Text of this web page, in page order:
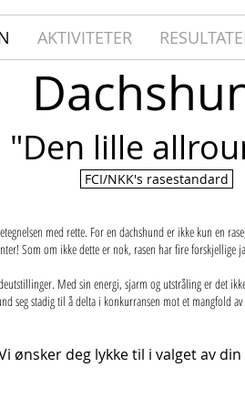
AKTIVITETER
"Den lille
FCI/NKK's rasestandard
med rette. For en dachshund er ikke kun en
Som om ikke dette er nok, rasen har fire
Med sin energi, sjarm og utstråling er det
seg stadig til å delta i konkurransen mot et mangfold
ønsker deg lykke til i valget av